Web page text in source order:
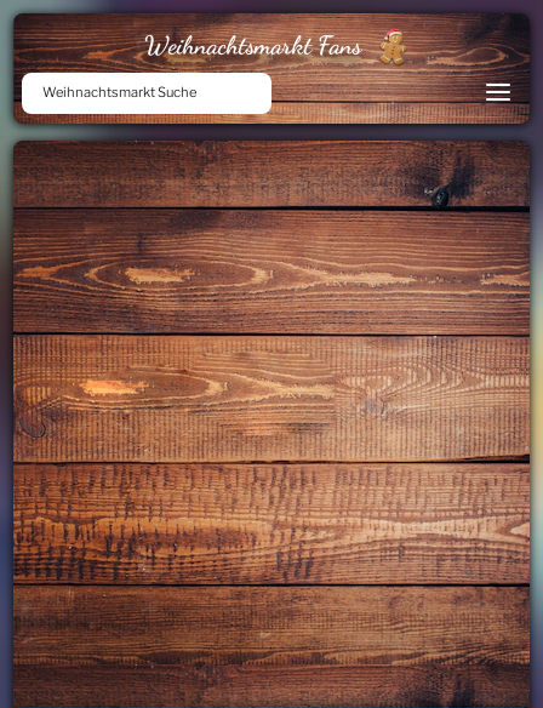
Weihnachtsmarkt Fans
Weihnachtsmarkt Suche